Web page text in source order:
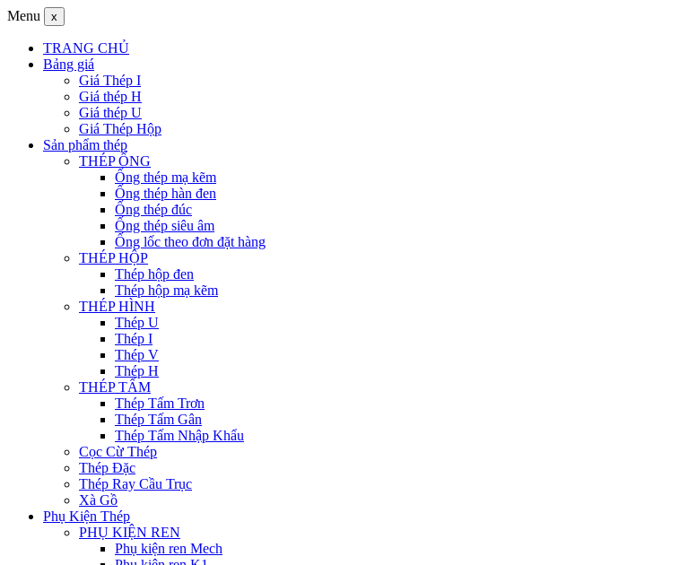
Menu x
TRANG CHỦ
Bảng giá
Giá Thép I
Giá thép H
Giá thép U
Giá Thép Hộp
Sản phẩm thép
THÉP ỐNG
Ống thép mạ kẽm
Ống thép hàn đen
Ống thép đúc
Ống thép siêu âm
Ống lốc theo đơn đặt hàng
THÉP HỘP
Thép hộp đen
Thép hộp mạ kẽm
THÉP HÌNH
Thép U
Thép I
Thép V
Thép H
THÉP TẤM
Thép Tấm Trơn
Thép Tấm Gân
Thép Tấm Nhập Khẩu
Cọc Cừ Thép
Thép Đặc
Thép Ray Cầu Trục
Xà Gồ
Phụ Kiện Thép
PHỤ KIỆN REN
Phụ kiện ren Mech